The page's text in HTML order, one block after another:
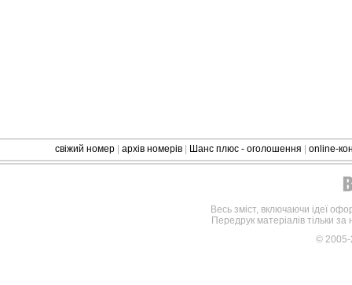
свіжий номер архів номерів Шанс плюс - оголошення online-
Весь зміст, включаючи ідеї
Передрук матеріалів тільки
©